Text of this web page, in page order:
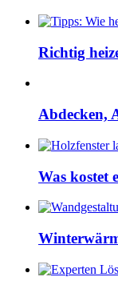
Richtig
Abdecken,
Was kostet